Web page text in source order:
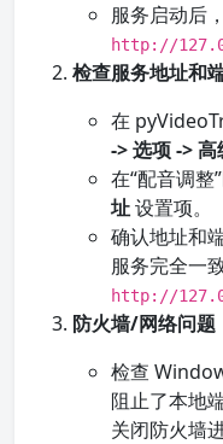
服务启动后
http://
检查服务地址和
在
-> 选项 ->
在“配音调整
址设置项。
确认地址和
服务完全一
http://
防火墙/网络问题
检查
阻止了本地
关闭防火墙